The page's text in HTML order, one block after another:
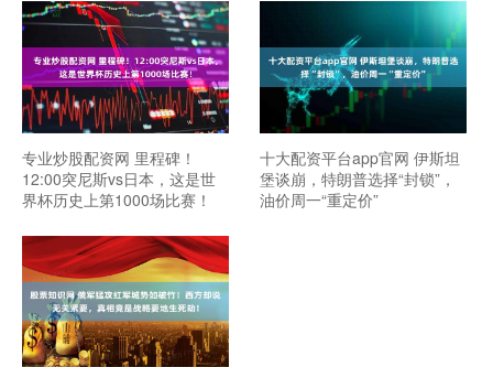
专业炒股配资网 里程碑！
12:00突尼斯vs日本，这是世
界杯历史上第1000场比赛！
十大配资平台app官网 伊斯坦
堡谈崩，特朗普选择“封锁”，
油价周一“重定价”